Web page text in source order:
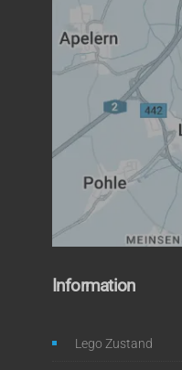
Information
Lego Zustand